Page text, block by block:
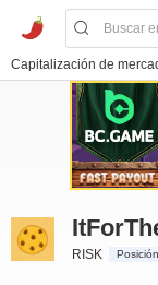
Capitalización de
RISK